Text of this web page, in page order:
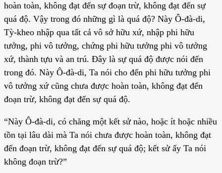
hoàn toàn, không đạt đến sự đoạn trừ, không đạt đến sự
quá độ. Vậy trong đó những gì là quá độ? Này Ô-đà-di,
Tỳ-kheo nhập qua tất cả vô sở hữu xứ, nhập phi hữu
tưởng, phi vô tưởng, chứng phi hữu tưởng phi vô tưởng
xứ, thành tựu và an trú. Đây là sự quá độ được nói đến
trong đó. Này Ô-đà-di, Ta nói cho đến phi hữu tưởng phi
vô tưởng xứ cũng chưa được hoàn toàn, không đạt đến
đoạn trừ, không đạt đến sự quá độ.
“Này Ô-đà-di, có chăng một kết sử nào, hoặc ít hoặc nhiều
tồn tại lâu dài mà Ta nói chưa được hoàn toàn, không đạt
đến đoạn trừ, không đạt đến sự quá độ; kết sử ấy Ta nói
không đoạn trừ?”